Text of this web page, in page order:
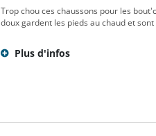
Trop chou ces chaussons pour les
doux gardent les pieds au chaud et
Plus d'infos